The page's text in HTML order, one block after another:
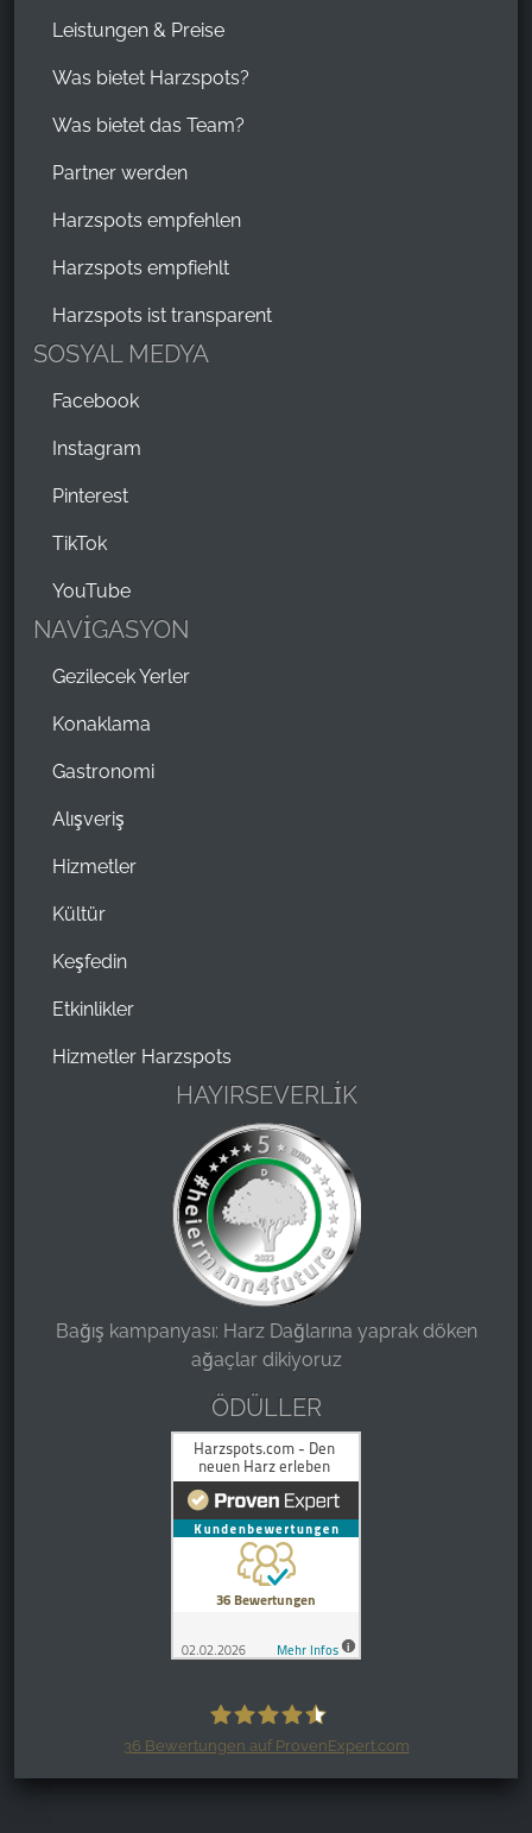
Leistungen & Preise
Was bietet Harzspots?
Was bietet das Team?
Partner werden
Harzspots empfehlen
Harzspots empfiehlt
Harzspots ist transparent
SOSYAL MEDYA
Facebook
Instagram
Pinterest
TikTok
YouTube
NAVİGASYON
Gezilecek Yerler
Konaklama
Gastronomi
Alışveriş
Hizmetler
Kültür
Keşfedin
Etkinlikler
Hizmetler Harzspots
HAYIRSEVERLİK
Bağış kampanyası: Harz Dağlarına yaprak döken
ağaçlar dikiyoruz
ÖDÜLLER
36 Bewertungen auf ProvenExpert.com